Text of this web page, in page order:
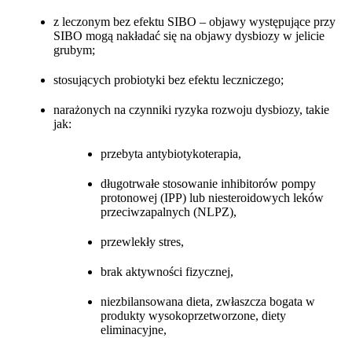
z leczonym bez efektu SIBO – objawy występujące przy
SIBO mogą nakładać się na objawy dysbiozy w jelicie
grubym;
stosujących probiotyki bez efektu leczniczego;
narażonych na czynniki ryzyka rozwoju dysbiozy, takie
jak:
przebyta antybiotykoterapia,
długotrwałe stosowanie inhibitorów pompy
protonowej (IPP) lub niesteroidowych leków
przeciwzapalnych (NLPZ),
przewlekły stres,
brak aktywności fizycznej,
niezbilansowana dieta, zwłaszcza bogata w
produkty wysokoprzetworzone, diety
eliminacyjne,